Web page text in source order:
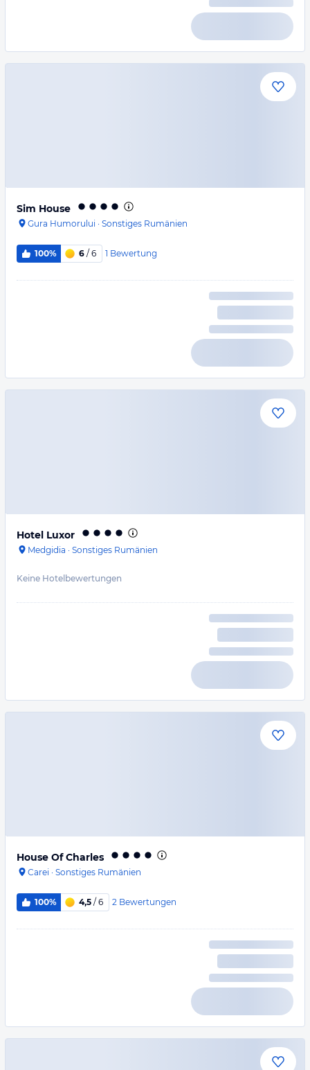
Sim House
Gura Humorului · Sonstiges Rumänien
100% 6 / 6 1 Bewertung
Hotel Luxor
Medgidia · Sonstiges Rumänien
Keine Hotelbewertungen
House Of Charles
Carei · Sonstiges Rumänien
100% 4,5 / 6 2 Bewertungen